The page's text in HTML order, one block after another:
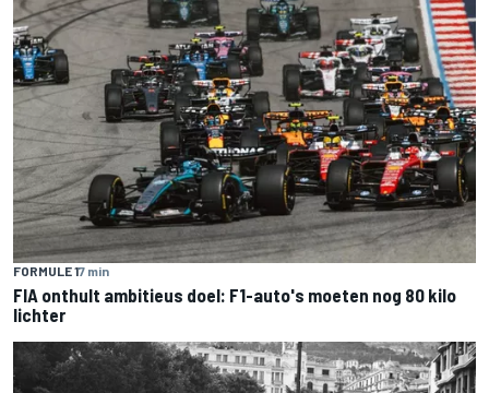
FORMULE 17 min
FIA onthult ambitieus doel: F1-auto's moeten nog 80 kilo
lichter